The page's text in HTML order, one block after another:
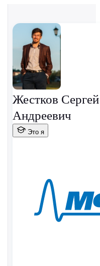
Жестков Сергей
Андреевич
Это я